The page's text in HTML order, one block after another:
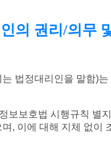
의 권리/의무
법정대리인을 말함)
보보호법 시행규칙 별
, 이에 대해 지체 없이